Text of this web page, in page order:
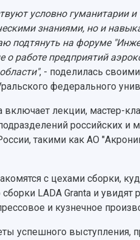
условно
знаниями, но и
подтянуть на форуме
о работе предприятий
, - поделилась
федерального
лекции, мастер-
российских
такими как АО
с цехами сборки,
LADA Granta и
и кузнечное
успешного выступления,